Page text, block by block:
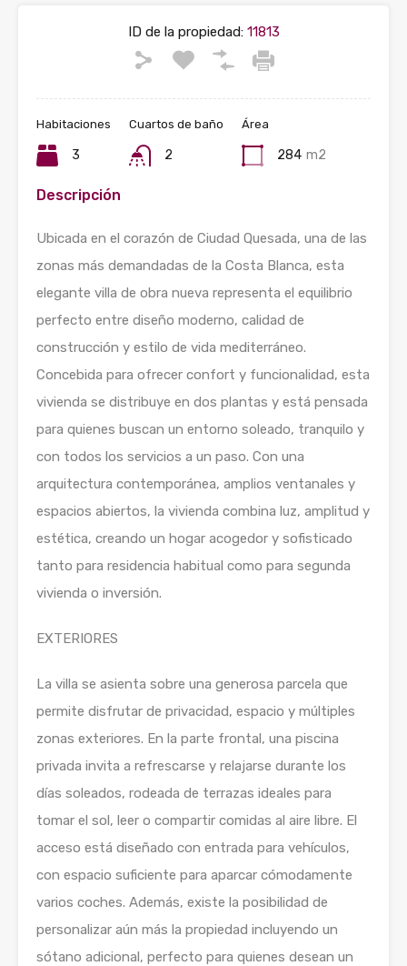
ID de la propiedad:11813
Habitaciones
3
Cuartos de baño
2
Área
284 m2
Descripción
Ubicada en el corazón de Ciudad Quesada, una de las
zonas más demandadas de la Costa Blanca, esta
elegante villa de obra nueva representa el equilibrio
perfecto entre diseño moderno, calidad de
construcción y estilo de vida mediterráneo.
Concebida para ofrecer confort y funcionalidad, esta
vivienda se distribuye en dos plantas y está pensada
para quienes buscan un entorno soleado, tranquilo y
con todos los servicios a un paso. Con una
arquitectura contemporánea, amplios ventanales y
espacios abiertos, la vivienda combina luz, amplitud y
estética, creando un hogar acogedor y sofisticado
tanto para residencia habitual como para segunda
vivienda o inversión.
EXTERIORES
La villa se asienta sobre una generosa parcela que
permite disfrutar de privacidad, espacio y múltiples
zonas exteriores. En la parte frontal, una piscina
privada invita a refrescarse y relajarse durante los
días soleados, rodeada de terrazas ideales para
tomar el sol, leer o compartir comidas al aire libre. El
acceso está diseñado con entrada para vehículos,
con espacio suficiente para aparcar cómodamente
varios coches. Además, existe la posibilidad de
personalizar aún más la propiedad incluyendo un
sótano adicional, perfecto para quienes desean un